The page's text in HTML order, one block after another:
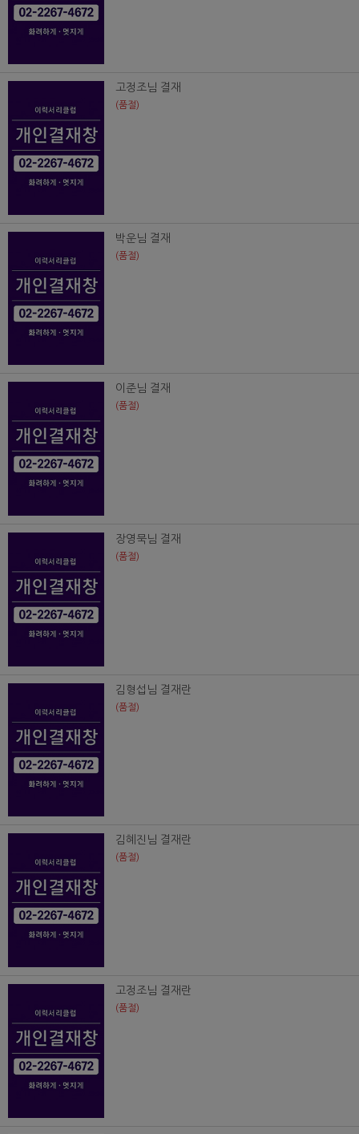
고정조님 결재
(품절)
박운님 결재
(품절)
이준님 결재
(품절)
장영묵님 결재
(품절)
김형섭님 결재란
(품절)
김혜진님 결재란
(품절)
고정조님 결재란
(품절)